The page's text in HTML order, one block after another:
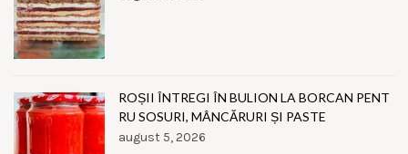
ROȘII ÎNTREGI ÎN BULION LA BORCAN PENT
RU SOSURI, MÂNCĂRURI ȘI PASTE
august 5, 2026